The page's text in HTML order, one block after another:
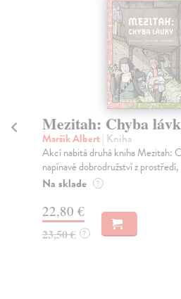
Mezitah: Chyba
Maršík Albert| Kniha
Akcí nabitá druhá kniha Mezitah:
napínavé dobrodružství z
Na sklade ?
22,80 €
23,50 € ?